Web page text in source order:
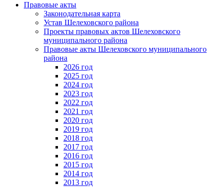
Правовые акты
Законодательная карта
Устав Шелеховского района
Проекты правовых актов Шелеховского
муниципального района
Правовые акты Шелеховского муниципального
района
2026 год
2025 год
2024 год
2023 год
2022 год
2021 год
2020 год
2019 год
2018 год
2017 год
2016 год
2015 год
2014 год
2013 год